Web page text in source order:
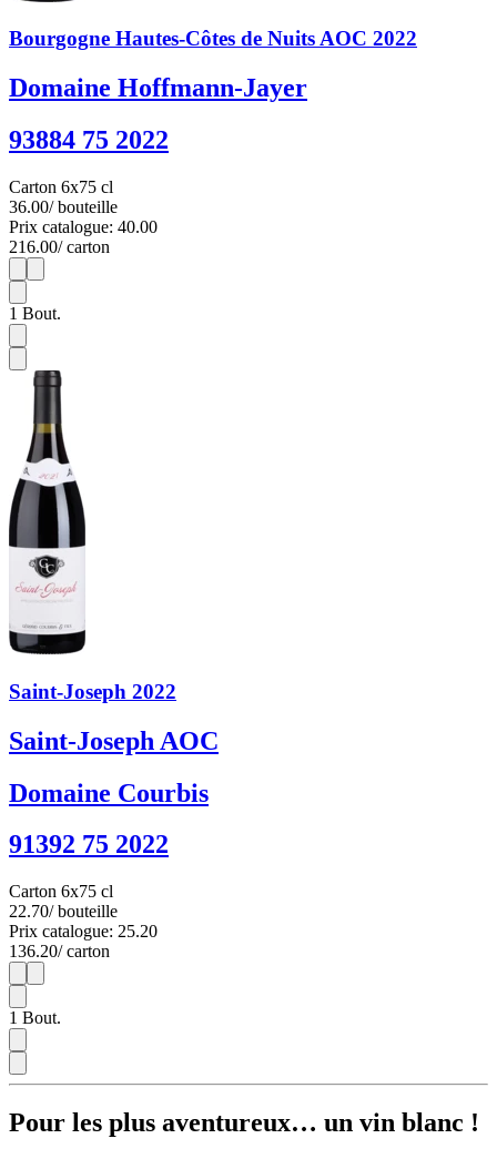
Bourgogne Hautes-Côtes de Nuits AOC 2022
Domaine Hoffmann-Jayer
93884 75 2022
Carton 6x75 cl
36.00/ bouteille
Prix catalogue: 40.00
216.00/ carton
1
1 Bout.
Saint-Joseph 2022
Saint-Joseph AOC
Domaine Courbis
91392 75 2022
Carton 6x75 cl
22.70/ bouteille
Prix catalogue: 25.20
136.20/ carton
1
1 Bout.
Pour les plus aventureux… un vin blanc !